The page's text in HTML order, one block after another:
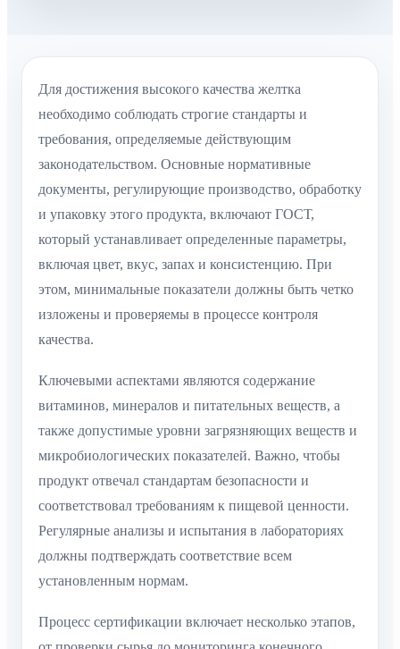
Для достижения высокого качества желтка
необходимо соблюдать строгие стандарты и
требования, определяемые действующим
законодательством. Основные нормативные
документы, регулирующие производство, обработку
и упаковку этого продукта, включают ГОСТ,
который устанавливает определенные параметры,
включая цвет, вкус, запах и консистенцию. При
этом, минимальные показатели должны быть четко
изложены и проверяемы в процессе контроля
качества.
Ключевыми аспектами являются содержание
витаминов, минералов и питательных веществ, а
также допустимые уровни загрязняющих веществ и
микробиологических показателей. Важно, чтобы
продукт отвечал стандартам безопасности и
соответствовал требованиям к пищевой ценности.
Регулярные анализы и испытания в лабораториях
должны подтверждать соответствие всем
установленным нормам.
Процесс сертификации включает несколько этапов,